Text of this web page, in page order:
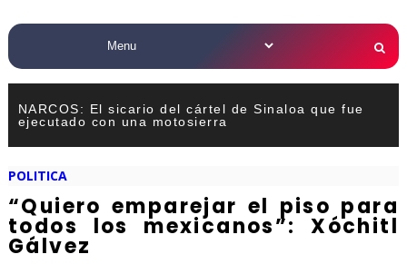
NARCOS: El sicario del cártel de Sinaloa que fue
ejecutado con una motosierra
POLITICA
“Quiero emparejar el piso para
todos los mexicanos”: Xóchitl
Gálvez